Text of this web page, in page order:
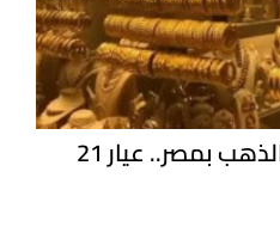
ارتفاع قوي في أسعار الذهب بمصر.. عيار 21